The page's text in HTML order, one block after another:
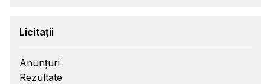
Licitații
Anunțuri
Rezultate